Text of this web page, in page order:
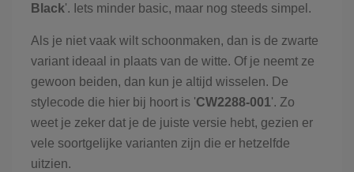
Black'. Iets minder basic, maar nog steeds simpel.
Als je niet vaak wilt schoonmaken, dan is de zwarte
variant ideaal in plaats van de witte. Of je neemt ze
gewoon beiden, dan kun je altijd wisselen. De
stylecode die hier bij hoort is 'CW2288-001'. Zo
weet je zeker dat je de juiste versie hebt, gezien er
vele soortgelijke varianten zijn die er hetzelfde
uitzien.